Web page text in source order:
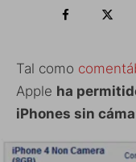
Tal como
Apple ha
iPhones sin